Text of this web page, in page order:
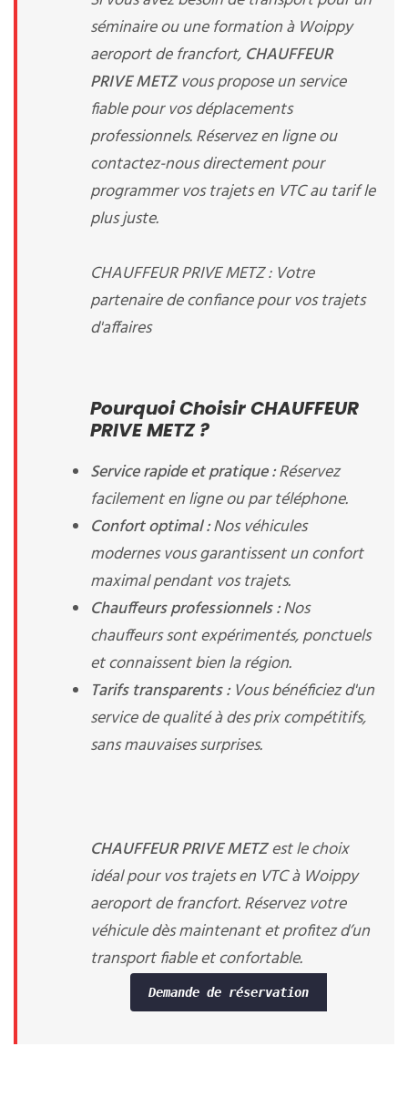
séminaire ou une formation à Woippy
aeroport de francfort, CHAUFFEUR
PRIVE METZvous propose un service
fiable pour vos déplacements
professionnels. Réservez en ligne ou
contactez-nous directement pour
programmer vos trajets en VTC au tarif le
plus juste.
CHAUFFEUR PRIVE METZ : Votre
partenaire de confiance pour vos trajets
d'affaires
Pourquoi Choisir CHAUFFEUR
PRIVE METZ ?
Service rapide et pratique :Réservez
facilement en ligne ou par téléphone.
Confort optimal :Nos véhicules
modernes vous garantissent un confort
maximal pendant vos trajets.
Chauffeurs professionnels :Nos
chauffeurs sont expérimentés, ponctuels
et connaissent bien la région.
Tarifs transparents :Vous bénéficiez d'un
service de qualité à des prix compétitifs,
sans mauvaises surprises.
CHAUFFEUR PRIVE METZest le choix
idéal pour vos trajets en VTC à Woippy
aeroport de francfort. Réservez votre
véhicule dès maintenant et profitez d’un
transport fiable et confortable.
Demande de réservation